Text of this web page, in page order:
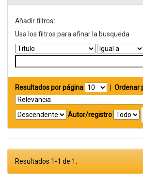
Añadir filtros:
Usa los filtros para afinar la busqueda.
Resultados por página
Ordenar
Autor/registro
Resultados 1-1 de 1.